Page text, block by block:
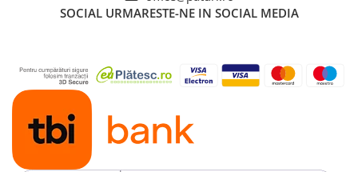
SOCIAL URMARESTE-NE IN SOCIAL MEDIA